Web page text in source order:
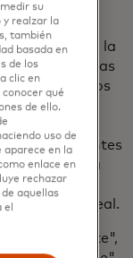
la
las ofertas
de descuentos
aerolíneas,
entidades
en restaurantes
análisis para
de las
la inversión real.
el restaurante",
su
y realzar la
también
basada en
de los
clic en
conocer qué
de ello.
uso de
aparece en la
enlace en
rechazar
aquellas